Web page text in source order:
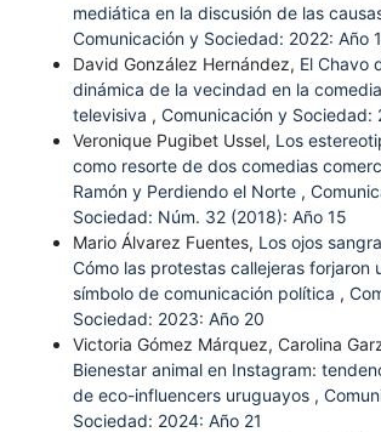
mediática en la discusión de las
Comunicación y Sociedad: 2022: Año
David González Hernández, El Chavo
dinámica de la vecindad en la
televisiva , Comunicación y Sociedad:
Veronique Pugibet Ussel, Los
como resorte de dos comedias
Ramón y Perdiendo el Norte ,
Sociedad: Núm. 32 (2018): Año 15
Mario Álvarez Fuentes, Los ojos
Cómo las protestas callejeras forjaron
símbolo de comunicación política ,
Sociedad: 2023: Año 20
Victoria Gómez Márquez, Carolina
Bienestar animal en Instagram:
de eco-influencers uruguayos ,
Sociedad: 2024: Año 21